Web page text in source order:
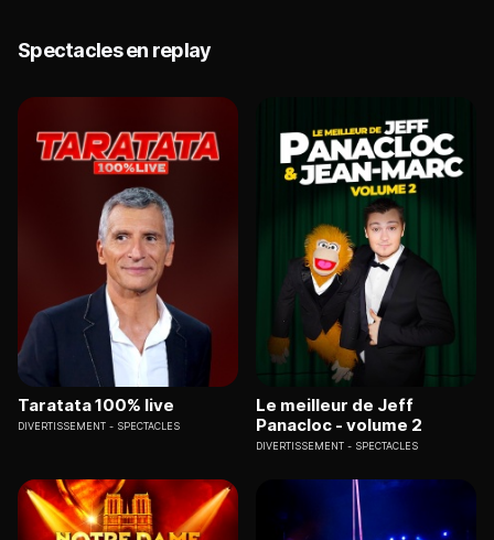
Spectacles en replay
Taratata 100% live
DIVERTISSEMENT SPECTACLES
Le meilleur de Jeff
Panacloc - volume 2
DIVERTISSEMENT SPECTACLES